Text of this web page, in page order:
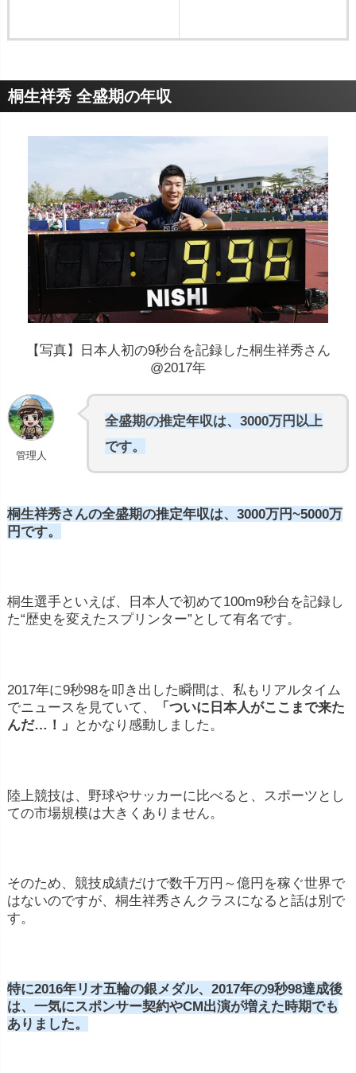
桐生祥秀 全盛期の年収
【写真】日本人初の9秒台を記録した桐生祥秀さん
@2017年
管理人
全盛期の推定年収は、3000万円以上
です。
桐生祥秀さんの全盛期の推定年収は、3000万円~5000万
円です。
桐生選手といえば、日本人で初めて100m9秒台を記録し
た“歴史を変えたスプリンター”として有名です。
2017年に9秒98を叩き出した瞬間は、私もリアルタイム
でニュースを見ていて、
「ついに日本人がここまで来た
んだ…！」 とかなり感動しました。
陸上競技は、野球やサッカーに比べると、スポーツとし
ての市場規模は大きくありません。
そのため、競技成績だけで数千万円～億円を稼ぐ世界で
はないのですが、桐生祥秀さんクラスになると話は別で
す。
特に2016年リオ五輪の銀メダル、2017年の9秒98達成後
は、一気にスポンサー契約やCM出演が増えた時期でも
ありました。